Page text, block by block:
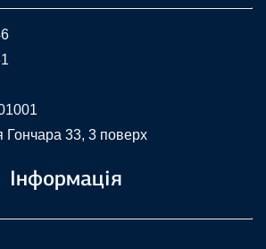
Гончара 33, 3 поверх
Інформація